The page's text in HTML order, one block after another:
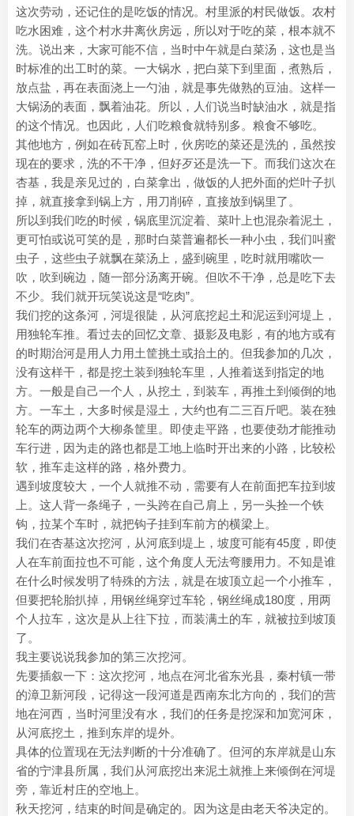
这次劳动，还记住的是吃饭的情况。村里派的村民做饭。农村
吃水困难，这个村水井离伙房远，所以对于吃的菜，根本就不
洗。说出来，大家可能不信，当时中午就是白菜汤，这也是当
时标准的出工时的菜。一大锅水，把白菜下到里面，煮熟后，
放点盐，再在表面浇上一勺油，就是事先做熟的豆油。这样一
大锅汤的表面，飘着油花。所以，人们说当时缺油水，就是指
的这个情况。也因此，人们吃粮食就特别多。粮食不够吃。
其他地方，例如在砖瓦窑上时，伙房吃的菜还是洗的，虽然按
现在的要求，洗的不干净，但好歹还是洗一下。而我们这次在
杏基，我是亲见过的，白菜拿出，做饭的人把外面的烂叶子扒
掉，就直接拿到锅上方，用刀削碎，直接放到锅里了。
所以到我们吃的时候，锅底里沉淀着、菜叶上也混杂着泥土，
更可怕或说可笑的是，那时白菜普遍都长一种小虫，我们叫蜜
虫子，这些虫子就飘在菜汤上，盛到碗里，吃时就用嘴吹一
吹，吹到碗边，随一部分汤离开碗。但吹不干净，总是吃下去
不少。我们就开玩笑说这是“吃肉”。
我们挖的这条河，河堤很陡，从河底挖起土和泥运到河堤上，
用独轮车推。看过去的回忆文章、摄影及电影，有的地方或有
的时期治河是用人力用土筐挑土或抬土的。但我参加的几次，
没有这样干，都是挖土装到独轮车里，人推着送到指定的地
方。一般是自己一个人，从挖土，到装车，再推土到倾倒的地
方。一车土，大多时候是湿土，大约也有二三百斤吧。装在独
轮车的两边两个大柳条筐里。即使走平路，也要使劲才能推动
车行进，因为走的路也都是工地上临时开出来的小路，比较松
软，推车走这样的路，格外费力。
遇到坡度较大，一个人就推不动，需要有人在前面把车拉到坡
上。这人背一条绳子，一头跨在自己肩上，另一头拴一个铁
钩，拉某个车时，就把钩子挂到车前方的横梁上。
我们在杏基这次挖河，从河底到堤上，坡度可能有45度，即使
人在车前面拉也不可能，这个角度人无法弯腰用力。不知是谁
在什么时候发明了特殊的方法，就是在坡顶立起一个小推车，
但要把轮胎扒掉，用钢丝绳穿过车轮，钢丝绳成180度，用两
个人拉车，这次是从上往下拉，而装满土的车，就被拉到坡顶
了。
我主要说说我参加的第三次挖河。
先要插叙一下：这次挖河，地点在河北省东光县，秦村镇一带
的漳卫新河段，记得这一段河道是西南东北方向的，我们的营
地在河西，当时河里没有水，我们的任务是挖深和加宽河床，
从河底挖土，推到东岸的堤外。
具体的位置现在无法判断的十分准确了。但河的东岸就是山东
省的宁津县所属，我们从河底挖出来泥土就推上来倾倒在河堤
旁，靠近村庄的空地上。
秋天挖河，结束的时间是确定的。因为这是由老天爷决定的。